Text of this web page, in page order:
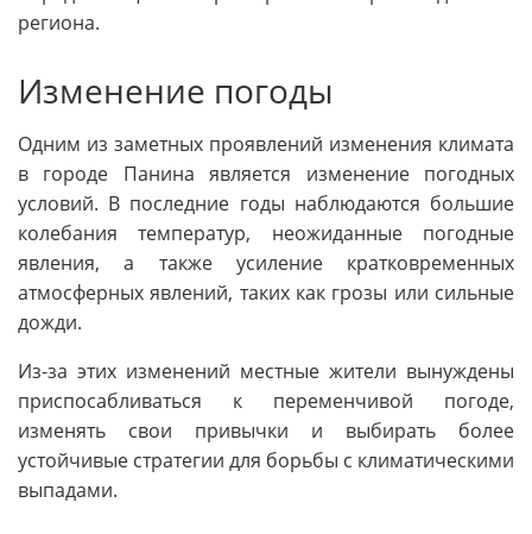
региона.
Изменение погоды
Одним из заметных проявлений изменения климата
в городе Панина является изменение погодных
условий. В последние годы наблюдаются большие
колебания температур, неожиданные погодные
явления, а также усиление кратковременных
атмосферных явлений, таких как грозы или сильные
дожди.
Из-за этих изменений местные жители вынуждены
приспосабливаться к переменчивой погоде,
изменять свои привычки и выбирать более
устойчивые стратегии для борьбы с климатическими
выпадами.